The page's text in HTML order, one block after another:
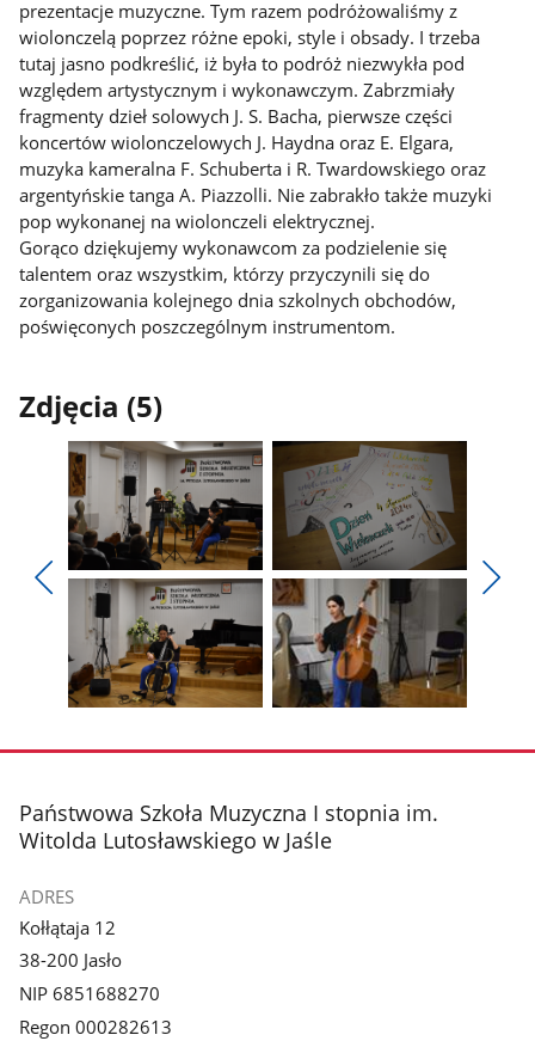
prezentacje muzyczne. Tym razem podróżowaliśmy z
wiolonczelą poprzez różne epoki, style i obsady. I trzeba
tutaj jasno podkreślić, iż była to podróż niezwykła pod
względem artystycznym i wykonawczym. Zabrzmiały
fragmenty dzieł solowych J. S. Bacha, pierwsze części
koncertów wiolonczelowych J. Haydna oraz E. Elgara,
muzyka kameralna F. Schuberta i R. Twardowskiego oraz
argentyńskie tanga A. Piazzolli. Nie zabrakło także muzyki
pop wykonanej na wiolonczeli elektrycznej.
Gorąco dziękujemy wykonawcom za podzielenie się
talentem oraz wszystkim, którzy przyczynili się do
zorganizowania kolejnego dnia szkolnych obchodów,
poświęconych poszczególnym instrumentom.
Zdjęcia (5)
Pokaż
poprzednie
zdjęcia
Pokaż
zdjęcie
z
galerii.
Pokaż
zdjęcie
2
z
galerii.
zdjęcie
galerii.
zdjęcie
galerii.
stopka
Państwowa Szkoła Muzyczna I stopnia im.
Witolda Lutosławskiego w Jaśle
ADRES
Kołłątaja 12
38-200 Jasło
NIP 6851688270
Regon 000282613